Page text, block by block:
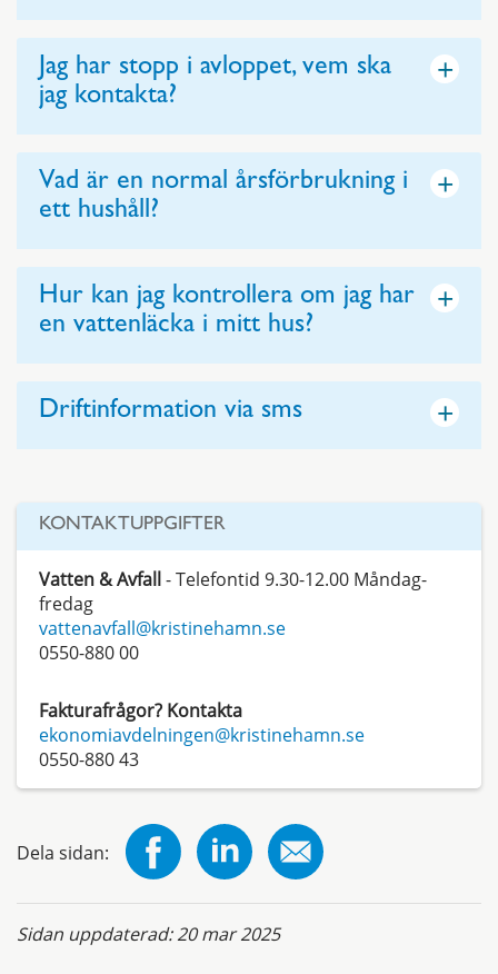
Jag har stopp i avloppet, vem ska
jag kontakta?
+
Vad är en normal årsförbrukning i
ett hushåll?
+
Hur kan jag kontrollera om jag har
en vattenläcka i mitt hus?
+
Driftinformation via sms +
KONTAKTUPPGIFTER
Vatten & Avfall- Telefontid 9.30-12.00 Måndag-
fredag
vattenavfall@kristinehamn.se
0550-880 00
Fakturafrågor? Kontakta
ekonomiavdelningen@kristinehamn.se
0550-880 43
Dela sidan:
Sidan uppdaterad:20 mar 2025